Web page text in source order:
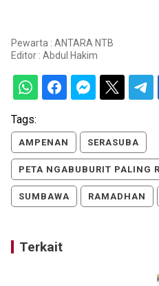
Pewarta : ANTARA NTB
Editor : Abdul Hakim
Tags:
AMPENAN SERASUBA
PETA NGABUBURIT PALING
SUMBAWA RAMADHAN
Terkait